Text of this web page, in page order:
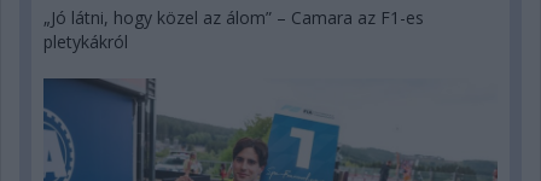
„Jó látni, hogy közel az álom” – Camara az F1-es
pletykákról